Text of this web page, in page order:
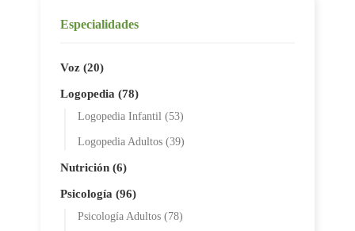
Especialidades
Voz (20)
Logopedia (78)
Logopedia Infantil (53)
Logopedia Adultos (39)
Nutrición (6)
Psicología (96)
Psicología Adultos (78)